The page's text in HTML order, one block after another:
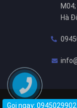
Hà
© Bản
Gọi ngay: 0945029902